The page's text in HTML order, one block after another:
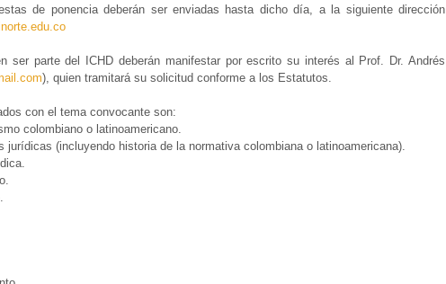
de ponencia deberán ser enviadas hasta dicho día, a la siguiente dirección
ser parte del ICHD deberán manifestar por escrito su interés al Prof. Dr. Andrés
), quien tramitará su solicitud conforme a los Estatutos.
con el tema convocante son:
colombiano o latinoamericano.
jurídicas (incluyendo historia de la normativa colombiana o latinoamericana).